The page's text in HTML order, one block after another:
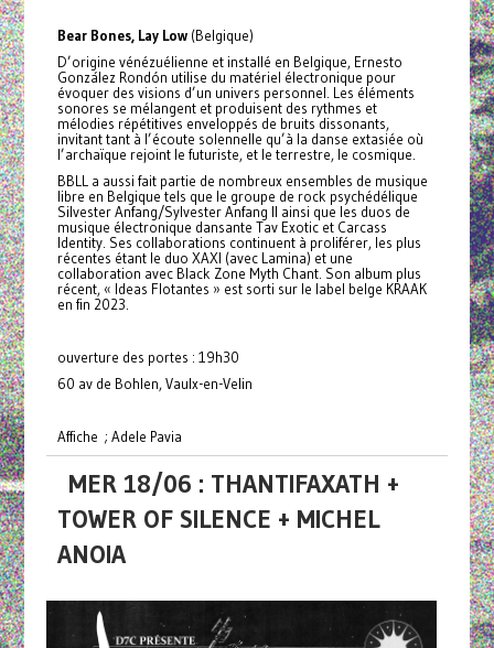
Bear Bones, Lay Low(Belgique)
D’origine vénézuélienne et installé en Belgique, Ernesto
González Rondón utilise du matériel électronique pour
évoquer des visions d’un univers personnel. Les éléments
sonores se mélangent et produisent des rythmes et
mélodies répétitives enveloppés de bruits dissonants,
invitant tant à l’écoute solennelle qu’à la danse extasiée où
l’archaïque rejoint le futuriste, et le terrestre, le cosmique.
BBLL a aussi fait partie de nombreux ensembles de musique
libre en Belgique tels que le groupe de rock psychédélique
Silvester Anfang/Sylvester Anfang II ainsi que les duos de
musique électronique dansante Tav Exotic et Carcass
Identity. Ses collaborations continuent à proliférer, les plus
récentes étant le duo XAXI (avec Lamina) et une
collaboration avec Black Zone Myth Chant. Son album plus
récent, « Ideas Flotantes » est sorti sur le label belge KRAAK
en fin 2023.
ouverture des portes : 19h30
60 av de Bohlen, Vaulx-en-Velin
Affiche ; Adele Pavia
MER 18/06 : THANTIFAXATH +
TOWER OF SILENCE + MICHEL
ANOIA